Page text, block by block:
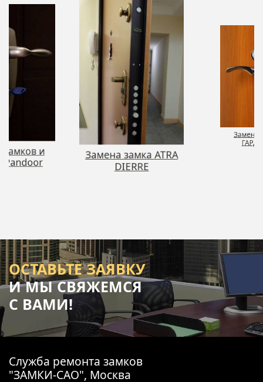
замков и
Pandoor
Замена замка ATRA
Замена
ОСТАВЬТЕ ЗАЯВКУ
И МЫ СВЯЖЕМСЯ
С ВАМИ!
Служба ремонта замков
"ЗАМКИ-САО", Москва